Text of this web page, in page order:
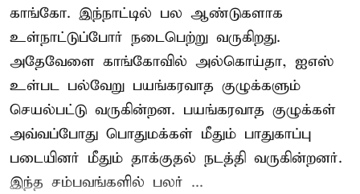
காங்கோ. இந்நாட்டில் பல ஆண்டுகளாக
உள்நாட்டுப்போர் நடைபெற்று வருகிறது.
அதேவேளை காங்கோவில் அல்கொய்தா, ஐஎஸ்
உள்பட பல்வேறு பயங்கரவாத குழுக்களும்
செயல்பட்டு வருகின்றன. பயங்கரவாத குழுக்கள்
அவ்வப்போது பொதுமக்கள் மீதும் பாதுகாப்பு
படையினர் மீதும் தாக்குதல் நடத்தி வருகின்றனர்.
இந்த சம்பவங்களில் பலர் ...